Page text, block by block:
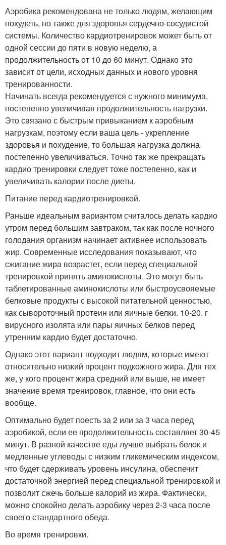
Аэробика рекомендована не только людям, желающим
похудеть, но также для здоровья сердечно-сосудистой
системы. Количество кардиотренировок может быть от
одной сессии до пяти в новую неделю, а
продолжительность от 10 до 60 минут. Однако это
зависит от цели, исходных данных и нового уровня
тренированности.
Начинать всегда рекомендуется с нужного минимума,
постепенно увеличивая продолжительность нагрузки.
Это связано с быстрым привыканием к аэробным
нагрузкам, поэтому если ваша цель - укрепление
здоровья и похудение, то большая нагрузка должна
постепенно увеличиваться. Точно так же прекращать
кардио тренировки следует тоже постепенно, как и
увеличивать калории после диеты.
Питание перед кардиотренировкой.
Раньше идеальным вариантом считалось делать кардио
утром перед большим завтраком, так как после ночного
голодания организм начинает активнее использовать
жир. Современные исследования показывают, что
сжигание жира возрастет, если перед специальной
тренировкой принять аминокислоты. Это могут быть
таблетированные аминокислоты или быстроусвояемые
белковые продукты с высокой питательной ценностью,
как сывороточный протеин или яичные белки. 10-20. г
вирусного изолята или пары яичных белков перед
утренним кардио будет достаточно.
Однако этот вариант подходит людям, которые имеют
относительно низкий процент подкожного жира. Для тех
же, у кого процент жира средний или выше, не имеет
значение время тренировок, главное, что они есть
вообще.
Оптимально будет поесть за 2 или за 3 часа перед
аэробикой, если ее продолжительность составляет 30-45
минут. В разной качестве еды лучше выбрать белок и
медленные углеводы с низким гликемическим индексом,
что будет сдерживать уровень инсулина, обеспечит
достаточной энергией перед специальной тренировкой и
позволит сжечь больше калорий из жира. Фактически,
можно спокойно делать аэробику через 2-3 часа после
своего стандартного обеда.
Во время тренировки.